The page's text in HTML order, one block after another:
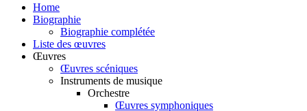
Home
Biographie
Biographie complétée
Liste des œuvres
Œuvres
Œuvres scéniques
Instruments de musique
Orchestre
Œuvres symphoniques